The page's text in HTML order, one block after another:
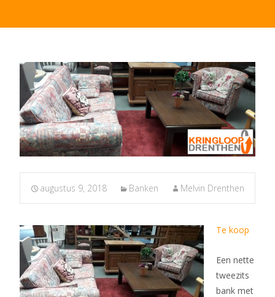
augustus 9, 2018 Banken Melvin Drenthen
Te koop
Een nette
tweezits
bank met